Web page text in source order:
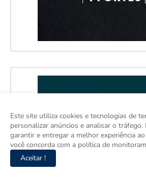
Este site utiliza cookies e tecnologias de
personalizar anúncios e analisar o
garantir e entregar a melhor experiência
você concorda com a política de
Aceitar !